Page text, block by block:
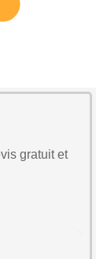
gratuit et